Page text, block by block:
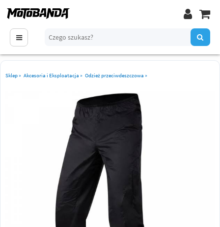
Sklep» Akcesoria i Eksploatacja » Odzież przeciwdeszczowa »